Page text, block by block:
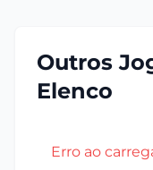
Outros
Elenco
Erro ao